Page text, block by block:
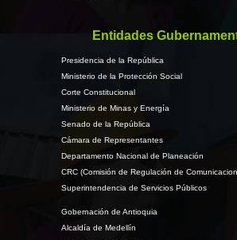
Entidades
Presidencia de la República
Ministerio de la Protección Social
Corte Constitucional
Ministerio de Minas y Energía
Senado de la República
Cámara de Representantes
Departamento Nacional de Planeación
CRC (Comisión de Regulación de
Superintendencia de Servicios Públicos
Gobernación de Antioquia
Alcaldía de Medellín